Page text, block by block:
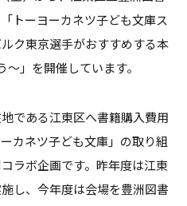
トーヨーカネツ子ども文庫ス
ク東京選手がおすすめする本
～」を開催しています。
である江東区へ書籍購入費用
カネツ子ども文庫」の取り組
ラボ企画です。昨年度は江東
し、今年度は会場を豊洲図書